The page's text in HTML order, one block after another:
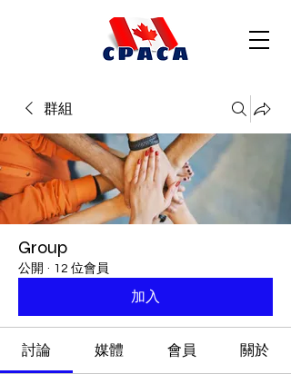
群組
Group
公開 · 12 位會員
加入
討論 媒體 會員 關於